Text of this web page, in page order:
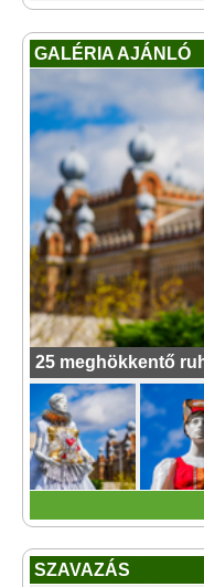
GALÉRIA AJÁNLÓ
25 meghökkentő
SZAVAZÁS